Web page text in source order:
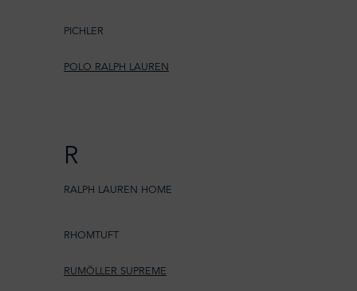
PICHLER
POLO RALPH LAUREN
R
RALPH LAUREN HOME
RHOMTUFT
RUMÖLLER SUPREME